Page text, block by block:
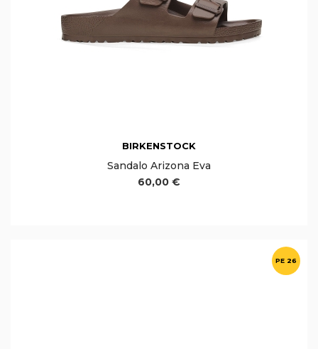
BIRKENSTOCK
Sandalo Arizona Eva
60,00 €
PE 26